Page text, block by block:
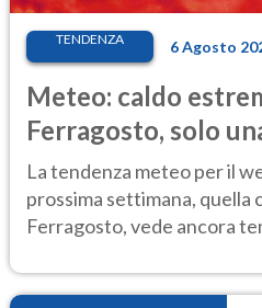
TENDENZA 6 Agosto
Meteo: caldo
Ferragosto, solo
Ecco dove
La tendenza meteo per il
prossima settimana, quella
Ferragosto, vede ancora